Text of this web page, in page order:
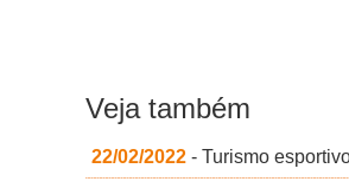
Veja também
22/02/2022 - Turismo